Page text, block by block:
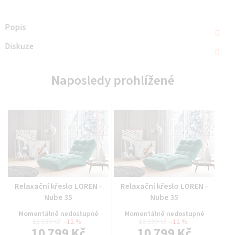
Popis
Diskuze
Naposledy prohlížené
Průměrné
hodnocení
je
0,0
Relaxační křeslo LOREN -
Nube 35
Momentálně nedostupné
–12 %
Průměrné
hodnocení
je
0,0
Relaxační křeslo LOREN -
Nube 35
Momentálně nedostupné
–12 %